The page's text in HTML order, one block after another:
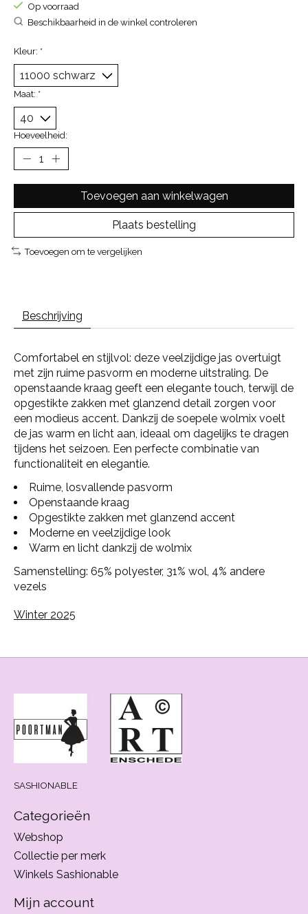
Op voorraad
Beschikbaarheid in de winkel controleren
Kleur: *
Maat: *
Hoeveelheid:
Toevoegen aan winkelwagen
Plaats bestelling
Toevoegen om te vergelijken
Beschrijving
Comfortabel en stijlvol: deze veelzijdige jas overtuigt
met zijn ruime pasvorm en moderne uitstraling. De
openstaande kraag geeft een elegante touch, terwijl de
opgestikte zakken met glanzend detail zorgen voor
een modieus accent. Dankzij de soepele wolmix voelt
de jas warm en licht aan, ideaal om dagelijks te dragen
tijdens het seizoen. Een perfecte combinatie van
functionaliteit en elegantie.
Ruime, losvallende pasvorm
Openstaande kraag
Opgestikte zakken met glanzend accent
Moderne en veelzijdige look
Warm en licht dankzij de wolmix
Samenstelling: 65% polyester, 31% wol, 4% andere
vezels
Winter 2025
SASHIONABLE
Categorieën
Webshop
Collectie per merk
Winkels Sashionable
Mijn account